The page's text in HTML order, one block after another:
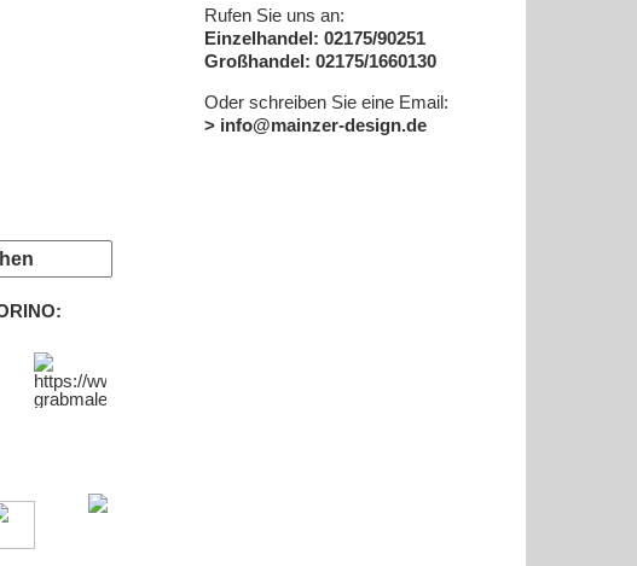
:
Rufen Sie uns an:
Einzelhandel: 02175/90251
Großhandel: 02175/1660130
Oder schreiben Sie eine Email:
> info@mainzer-design.de